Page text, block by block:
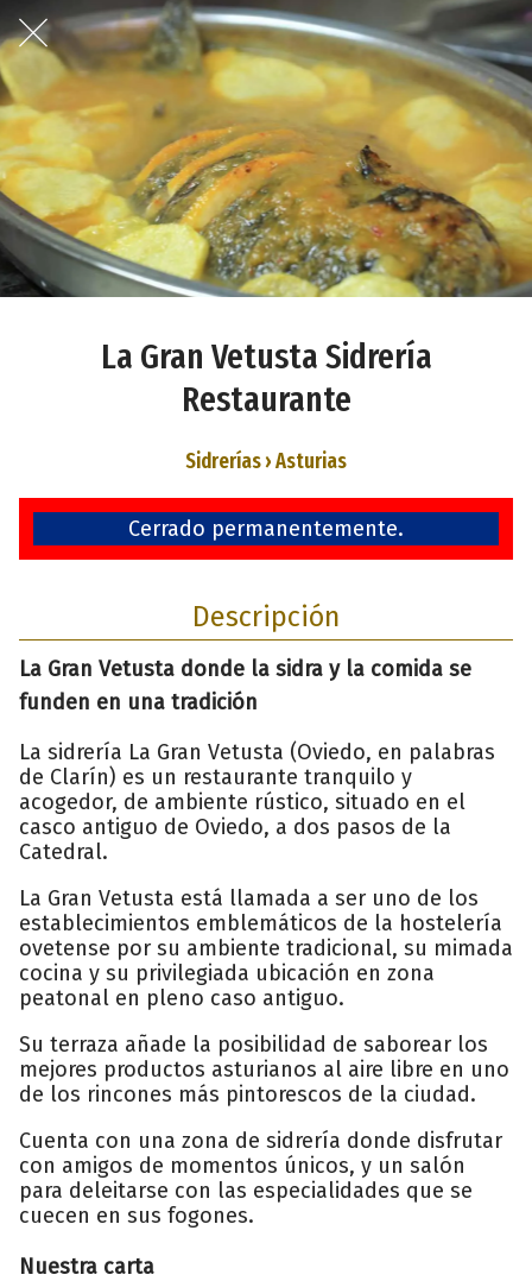
La Gran Vetusta Sidrería
Restaurante
Sidrerías › Asturias
Cerrado permanentemente.
Descripción
La Gran Vetusta donde la sidra y la comida se
funden en una tradición
La sidrería La Gran Vetusta (Oviedo, en palabras
de Clarín) es un restaurante tranquilo y
acogedor, de ambiente rústico, situado en el
casco antiguo de Oviedo, a dos pasos de la
Catedral.
La Gran Vetusta está llamada a ser uno de los
establecimientos emblemáticos de la hostelería
ovetense por su ambiente tradicional, su mimada
cocina y su privilegiada ubicación en zona
peatonal en pleno caso antiguo.
Su terraza añade la posibilidad de saborear los
mejores productos asturianos al aire libre en uno
de los rincones más pintorescos de la ciudad.
Cuenta con una zona de sidrería donde disfrutar
con amigos de momentos únicos, y un salón
para deleitarse con las especialidades que se
cuecen en sus fogones.
Nuestra carta